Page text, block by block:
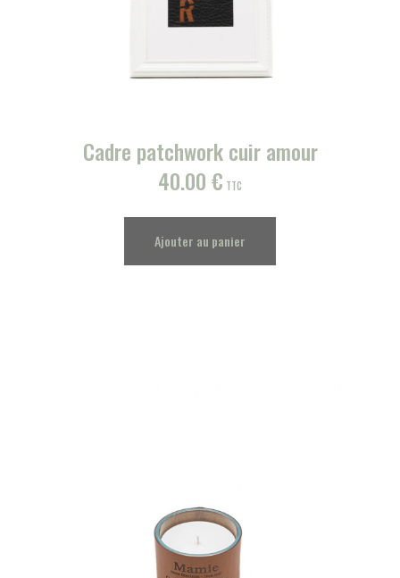
Cadre patchwork cuir amour
40.00€ TTC
Ajouter au panier